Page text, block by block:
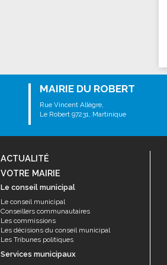
Infos baignade
Les marchés
Le funéraire
Numéros d'urgence
SANTÉ
Annuaire santé
MAIRIE DU ROBERT
Rue Vincent Allègre,
Le Robert 97231, Martinique
ACTUALITÉ
VOTRE MAIRIE
Le conseil municipal
Le conseil municipal
Conseillers communautaires
Les commissions
Les décisions du conseil municipal
Les Tribunes politiques
Services municipaux